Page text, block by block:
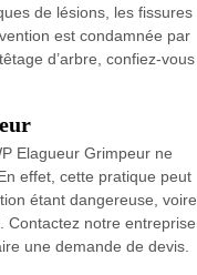
de lésions, les fissures
est condamnée par
d’arbre, confiez-vous
Elagueur Grimpeur ne
effet, cette pratique peut
étant dangereuse, voire
Contactez notre entreprise
une demande de devis.